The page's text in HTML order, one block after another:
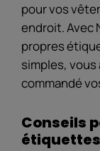
pour vos
endroit. Avec
propres
simples,
commandé
Conseils